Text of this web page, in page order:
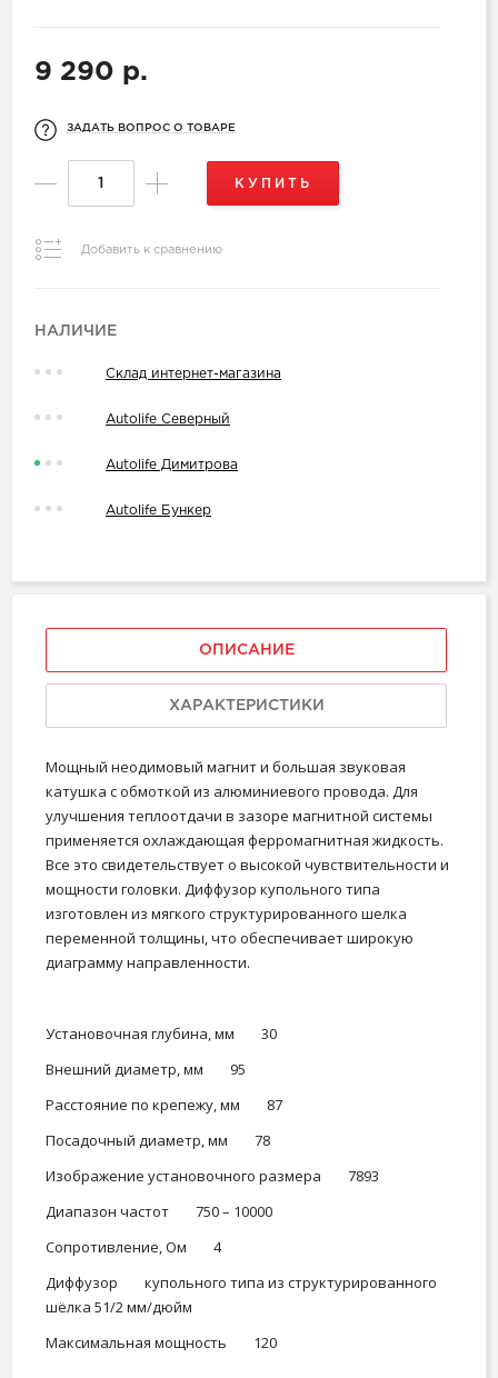
9 290 р.
ЗАДАТЬ ВОПРОС О ТОВАРЕ
КУПИТЬ
Добавить к сравнению
НАЛИЧИЕ
Склад интернет-магазина
Autolife Северный
Autolife Димитрова
Autolife Бункер
ОПИСАНИЕ
ХАРАКТЕРИСТИКИ
Мощный неодимовый магнит и большая звуковая
катушка с обмоткой из алюминиевого провода. Для
улучшения теплоотдачи в зазоре магнитной системы
применяется охлаждающая ферромагнитная жидкость.
Все это свидетельствует о высокой чувствительности и
мощности головки. Диффузор купольного типа
изготовлен из мягкого структурированного шелка
переменной толщины, что обеспечивает широкую
диаграмму направленности.
Установочная глубина, мм 30
Внешний диаметр, мм 95
Расстояние по крепежу, мм 87
Посадочный диаметр, мм 78
Изображение установочного размера 7893
Диапазон частот 750 – 10000
Сопротивление, Ом 4
Диффузор купольного типа из структурированного
шёлка 51/2 мм/дюйм
Максимальная мощность 120